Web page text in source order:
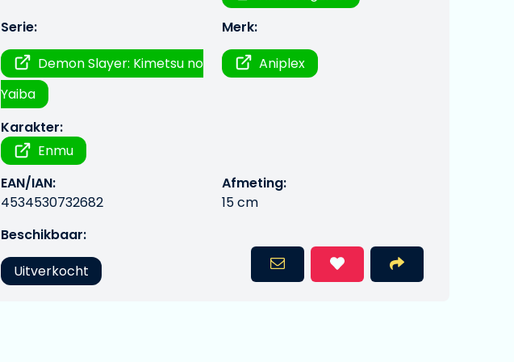
Serie:
Demon Slayer: Kimetsu no
Yaiba
Merk:
Aniplex
Karakter:
Enmu
EAN/IAN:
4534530732682
Afmeting:
15 cm
Beschikbaar:
Uitverkocht